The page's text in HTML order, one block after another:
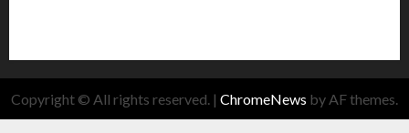
Copyright © All rights reserved. | ChromeNews by AF themes.